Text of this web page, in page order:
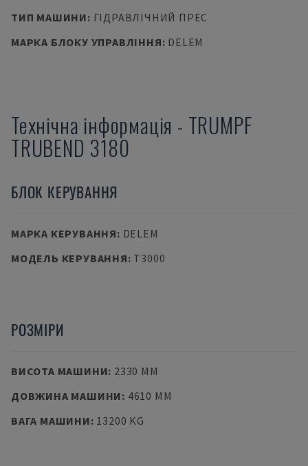
ТИП МАШИНИ: ГІДРАВЛІЧНИЙ ПРЕС
МАРКА БЛОКУ УПРАВЛІННЯ: DELEM
Технічна інформація - TRUMPF
TRUBEND 3180
БЛОК КЕРУВАННЯ
МАРКА КЕРУВАННЯ: DELEM
МОДЕЛЬ КЕРУВАННЯ: T3000
РОЗМІРИ
ВИСОТА МАШИНИ: 2330 MM
ДОВЖИНА МАШИНИ: 4610 MM
ВАГА МАШИНИ: 13200 KG